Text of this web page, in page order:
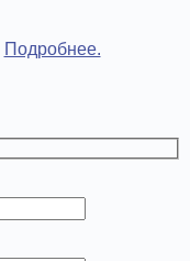
Подробнее.